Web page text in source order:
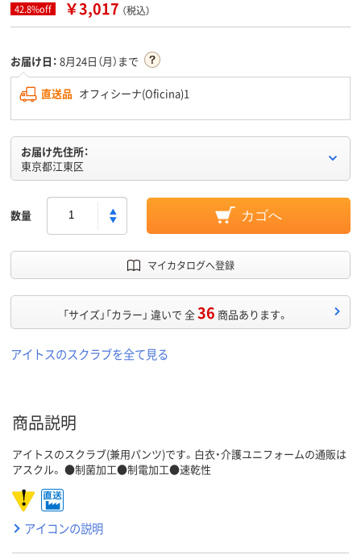
42.8%off ￥3,017 （税込）
お届け日： 8月24日（月）まで
直送品 オフィシーナ(Oficina)1
お届け先住所：
東京都江東区
数量 カゴへ
マイカタログへ登録
「サイズ」「カラー」 違いで 全36 商品あります。
アイトスのスクラブを全て見る
商品説明
アイトスのスクラブ(兼用パンツ)です。白衣・介護ユニフォームの通販は
アスクル。 ●制菌加工●制電加工●速乾性
アイコンの説明